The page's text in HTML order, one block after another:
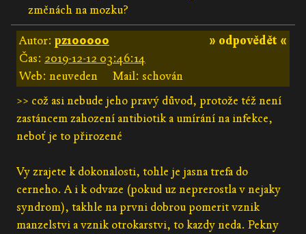
změnách na mozku?
» odpovědět «
Autor: pz100000
Čas: 2019-12-12 03:46:14
Web: neuveden
Mail: schován
>> což asi nebude jeho pravý důvod, protože též není
zastáncem zahození antibiotik a umírání na infekce,
neboť je to přirozené
Vy zrajete k dokonalosti, tohle je jasna trefa do
cerneho. A i k odvaze (pokud uz neprerostla v nejaky
syndrom), takhle na prvni dobrou pomerit vznik
manzelstvi a vznik otrokarstvi, to kazdy neda. Pekny